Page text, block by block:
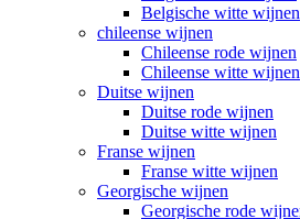
Belgische witte wijnen
chileense wijnen
Chileense rode wijnen
Chileense witte wijnen
Duitse wijnen
Duitse rode wijnen
Duitse witte wijnen
Franse wijnen
Franse witte wijnen
Georgische wijnen
Georgische rode